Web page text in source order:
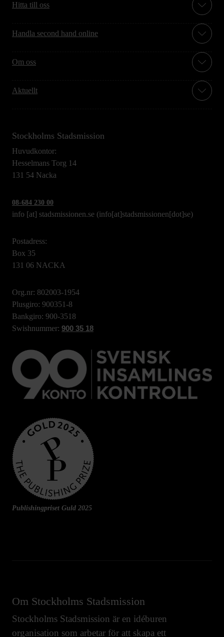
Hitta till oss
Handla second hand online
Om oss
Aktuellt
Stockholms Stadsmission
Huvudkontor:
Hesselmans Torg 14
131 54 Nacka
08-684 230 00
info [at] stadsmissionen.se (info[at]stadsmissionen[dot]se)
Postadress:
Box 35
131 06 NACKA
Org.nr: 802003-1954
Plusgiro: 900351-8
Bankgiro: 900-3518
Swishnummer: 900 35 18
Publishingpriset Guld 2025
Om Stockholms Stadsmission
Stockholms Stadsmission är en idéburen
organisation som arbetar för att skapa ett